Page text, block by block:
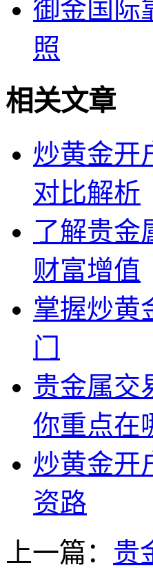
御金国际
照
相关文章
炒黄金开
对比解析
了解贵金
财富增值
掌握炒黄
门
贵金属交
你重点在
炒黄金开
资路
上一篇： 贵